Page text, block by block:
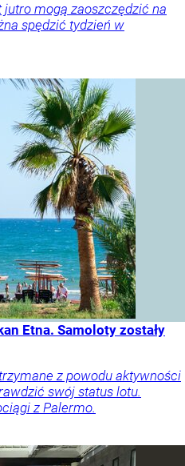
mogą zaoszczędzić na
spędzić tydzień w
Etna. Samoloty zostały
z powodu aktywności
swój status lotu.
z Palermo.